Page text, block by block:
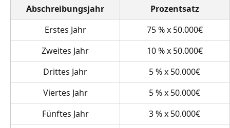
Abschreibungsjahr
Prozentsatz
Erstes Jahr
75 % x 50.000€
Zweites Jahr
10 % x 50.000€
Drittes Jahr
5 % x 50.000€
Viertes Jahr
5 % x 50.000€
Fünftes Jahr
3 % x 50.000€